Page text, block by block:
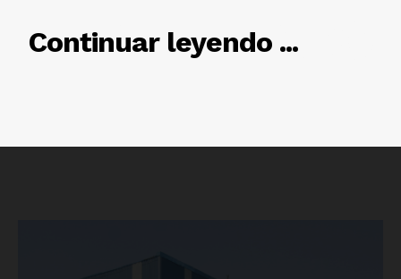
Del Siglo
Continuar leyendo ...
RELACIONADO